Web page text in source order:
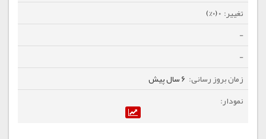
0 (0%)
-
-
6 سال پیش